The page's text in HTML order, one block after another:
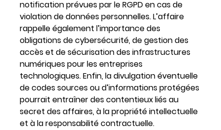
notification prévues par le RGPD en cas de
violation de données personnelles. L’affaire
rappelle également l’importance des
obligations de cybersécurité, de gestion des
accès et de sécurisation des infrastructures
numériques pour les entreprises
technologiques. Enfin, la divulgation éventuelle
de codes sources ou d’informations protégées
pourrait entraîner des contentieux liés au
secret des affaires, à la propriété intellectuelle
et à la responsabilité contractuelle.